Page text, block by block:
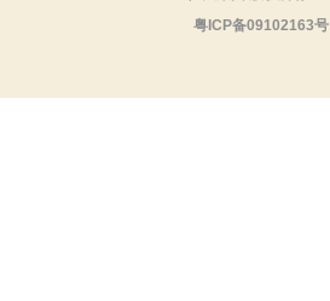
粤ICP备09102163号